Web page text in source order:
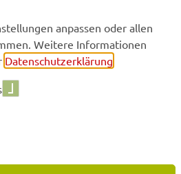
& INFOR­
anpassen oder allen
Weitere Informationen
Datenschutzerklärung